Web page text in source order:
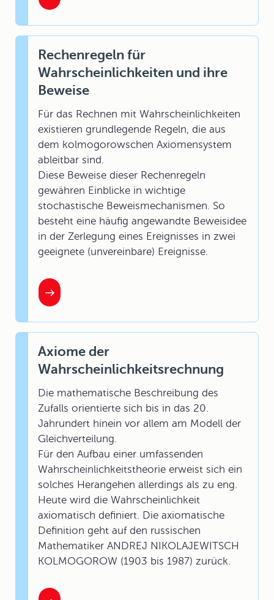
Rechenregeln für
Wahrscheinlichkeiten und ihre
Beweise
Für das Rechnen mit Wahrscheinlichkeiten
existieren grundlegende Regeln, die aus
dem kolmogorowschen Axiomensystem
ableitbar sind.
Diese Beweise dieser Rechenregeln
gewähren Einblicke in wichtige
stochastische Beweismechanismen. So
besteht eine häufig angewandte Beweisidee
in der Zerlegung eines Ereignisses in zwei
geeignete (unvereinbare) Ereignisse.
Axiome der
Wahrscheinlichkeitsrechnung
Die mathematische Beschreibung des
Zufalls orientierte sich bis in das 20.
Jahrundert hinein vor allem am Modell der
Gleichverteilung.
Für den Aufbau einer umfassenden
Wahrscheinlichkeitstheorie erweist sich ein
solches Herangehen allerdings als zu eng.
Heute wird die Wahrscheinlichkeit
axiomatisch definiert. Die axiomatische
Definition geht auf den russischen
Mathematiker ANDREJ NIKOLAJEWITSCH
KOLMOGOROW (1903 bis 1987) zurück.